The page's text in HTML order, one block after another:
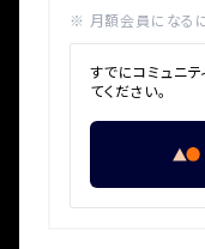
※ 月額会員になるに
すでにコミュニ
てください。